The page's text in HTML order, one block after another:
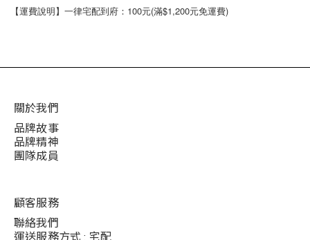
【運費說明】一律宅配到府：100元(滿$1,200元免運費)
關於我們
品牌故事
品牌精神
團隊成員
顧客服務
聯絡我們
運送服務方式 : 宅配